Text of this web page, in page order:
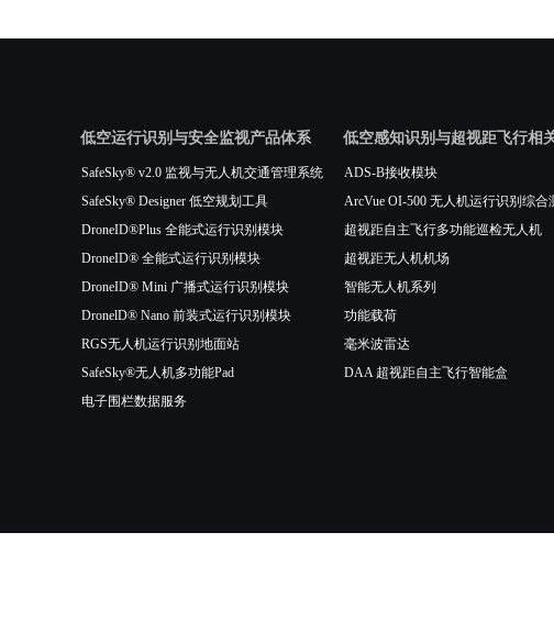
低空运行识别与安全监视产品体系
SafeSky® v2.0 监视与无人机交通管理系统
SafeSky® Designer 低空规划工具
DroneID®Plus 全能式运行识别模块
DroneID® 全能式运行识别模块
DroneID® Mini 广播式运行识别模块
DronelD® Nano 前装式运行识别模块
RGS无人机运行识别地面站
SafeSky®无人机多功能Pad
电子围栏数据服务
ADS-B接收模块
ArcVue OI-500 无人机运行识别综合
超视距自主飞行多功能巡检无人机
超视距无人机机场
智能无人机系列
功能载荷
毫米波雷达
DAA 超视距自主飞行智能盒
低空感知识别与超视距飞行相